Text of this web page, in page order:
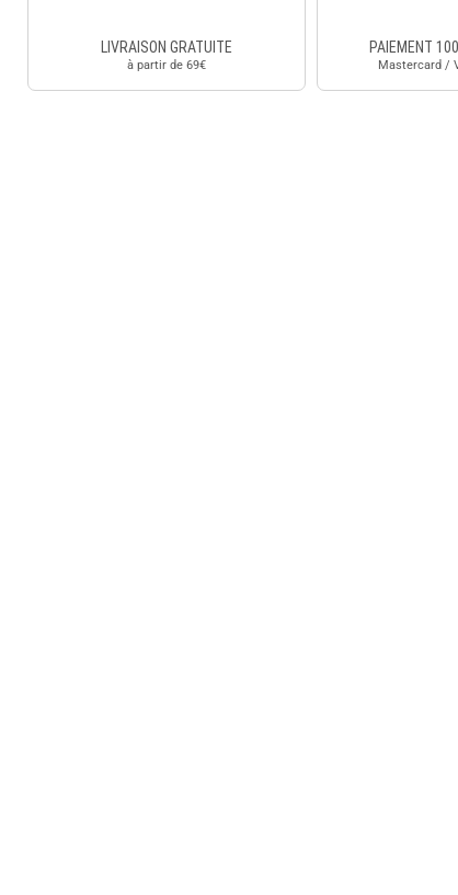
LIVRAISON GRATUITE
à partir de 69€
PAIEMENT
Mastercard /